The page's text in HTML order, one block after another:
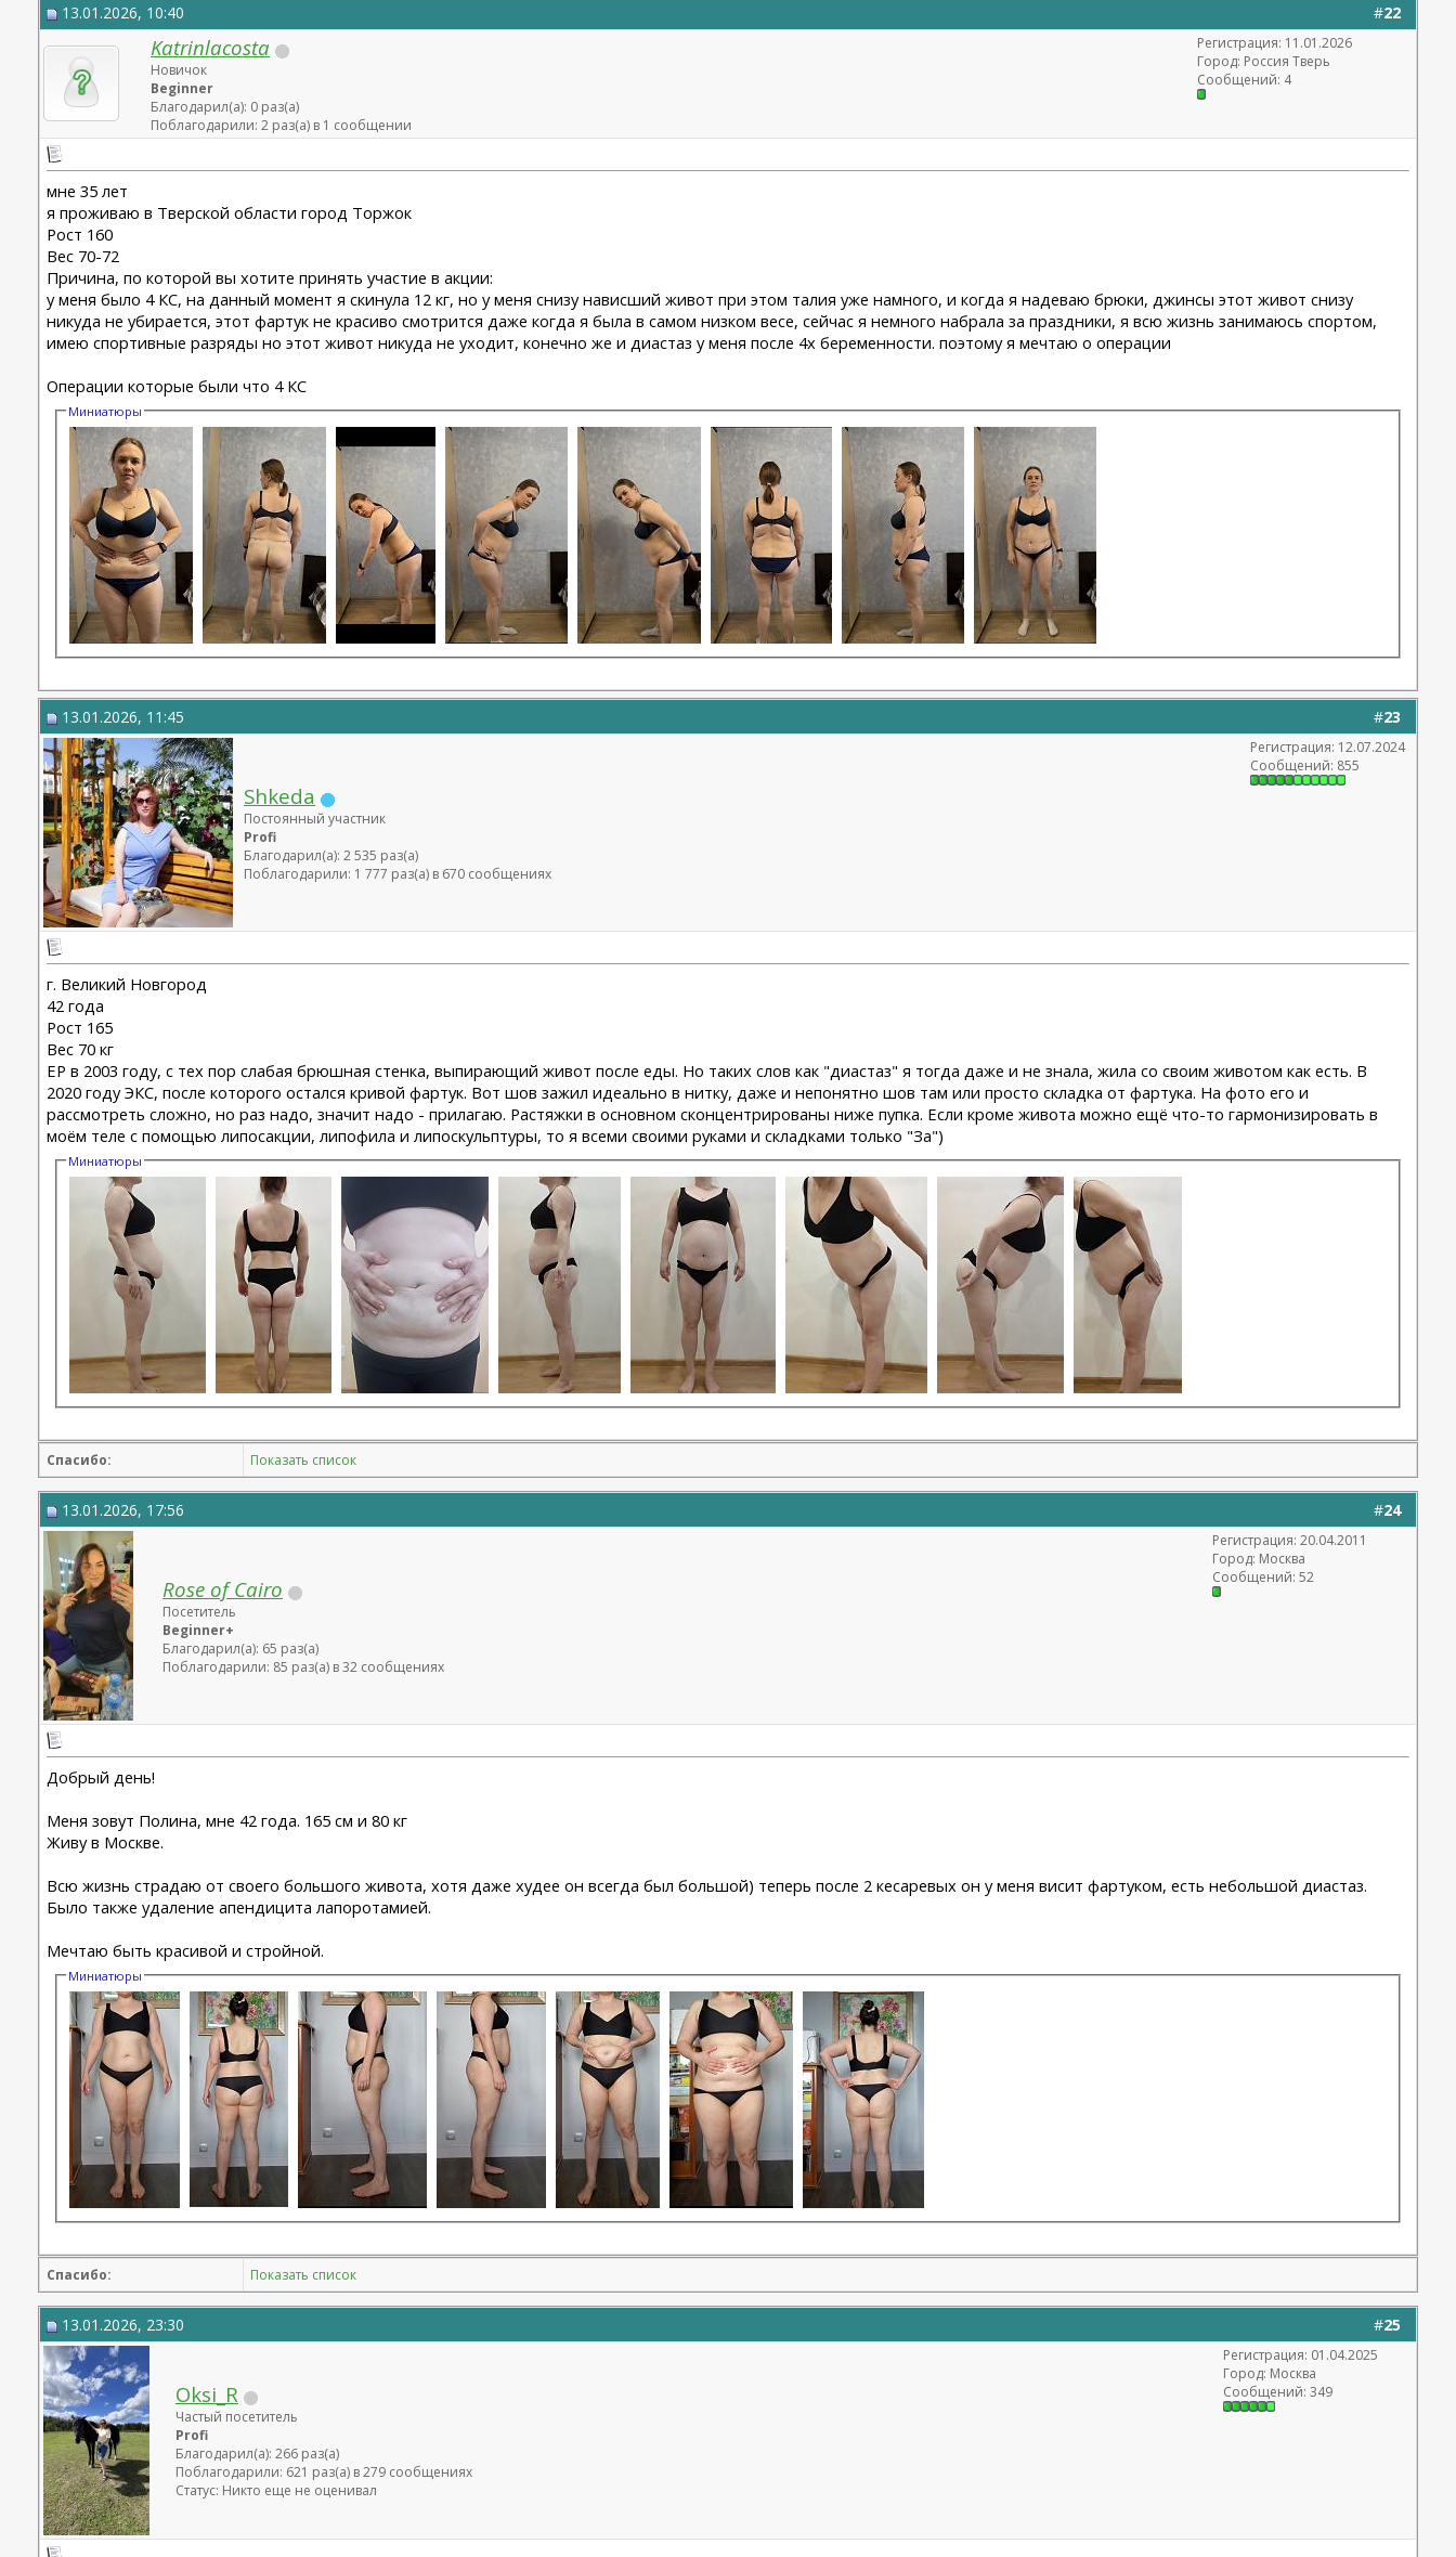
#22
13.01.2026, 10:40
Katrinlacosta
Новичок
Beginner
Благодарил(а): 0 раз(а)
Поблагодарили: 2 раз(а) в 1 сообщении
Регистрация: 11.01.2026
Город: Россия Тверь
Сообщений: 4
мне 35 лет
я проживаю в Тверской области город Торжок
Рост 160
Вес 70-72
Причина, по которой вы хотите принять участие в акции:
у меня было 4 КС, на данный момент я скинула 12 кг, но у меня снизу нависший живот при этом талия уже намного, и когда я надеваю брюки, джинсы этот живот снизу
никуда не убирается, этот фартук не красиво смотрится даже когда я была в самом низком весе, сейчас я немного набрала за праздники, я всю жизнь занимаюсь спортом,
имею спортивные разряды но этот живот никуда не уходит, конечно же и диастаз у меня после 4х беременности. поэтому я мечтаю о операции
Операции которые были что 4 КС
Миниатюры
#23
13.01.2026, 11:45
Shkeda
Постоянный участник
Profi
Благодарил(а): 2 535 раз(а)
Поблагодарили: 1 777 раз(а) в 670 сообщениях
Регистрация: 12.07.2024
Сообщений: 855
г. Великий Новгород
42 года
Рост 165
Вес 70 кг
ЕР в 2003 году, с тех пор слабая брюшная стенка, выпирающий живот после еды. Но таких слов как "диастаз" я тогда даже и не знала, жила со своим животом как есть. В
2020 году ЭКС, после которого остался кривой фартук. Вот шов зажил идеально в нитку, даже и непонятно шов там или просто складка от фартука. На фото его и
рассмотреть сложно, но раз надо, значит надо - прилагаю. Растяжки в основном сконцентрированы ниже пупка. Если кроме живота можно ещё что-то гармонизировать в
моём теле с помощью липосакции, липофила и липоскульптуры, то я всеми своими руками и складками только "За")
Миниатюры
Спасибо: Показать список
#24
13.01.2026, 17:56
Rose of Cairo
Посетитель
Beginner+
Благодарил(а): 65 раз(а)
Поблагодарили: 85 раз(а) в 32 сообщениях
Регистрация: 20.04.2011
Город: Москва
Сообщений: 52
Добрый день!
Меня зовут Полина, мне 42 года. 165 см и 80 кг
Живу в Москве.
Всю жизнь страдаю от своего большого живота, хотя даже худее он всегда был большой) теперь после 2 кесаревых он у меня висит фартуком, есть небольшой диастаз.
Было также удаление апендицита лапоротамией.
Мечтаю быть красивой и стройной.
Миниатюры
Спасибо: Показать список
#25
13.01.2026, 23:30
Oksi_R
Частый посетитель
Profi
Благодарил(а): 266 раз(а)
Поблагодарили: 621 раз(а) в 279 сообщениях
Статус: Никто еще не оценивал
Регистрация: 01.04.2025
Город: Москва
Сообщений: 349